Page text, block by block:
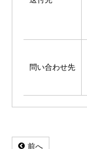
問い合わせ先
前へ